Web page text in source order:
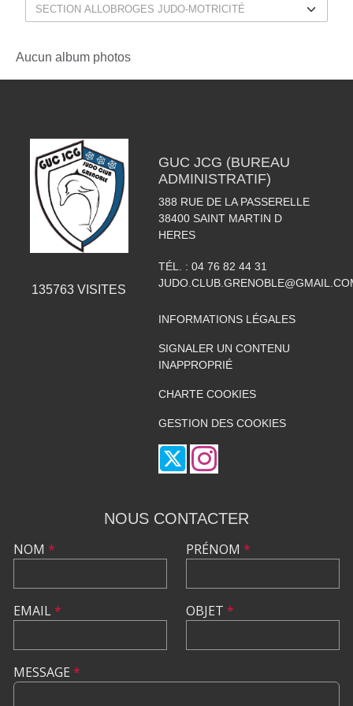
Aucun album photos
135763 VISITES
GUC JCG (BUREAU
ADMINISTRATIF)
388 RUE DE LA PASSERELLE
38400 SAINT MARTIN D
HERES
TÉL. : 04 76 82 44 31
INFORMATIONS LÉGALES
SIGNALER UN CONTENU
INAPPROPRIÉ
CHARTE COOKIES
GESTION DES COOKIES
NOUS CONTACTER
NOM *
EMAIL*
PRÉNOM *
OBJET *
MESSAGE *